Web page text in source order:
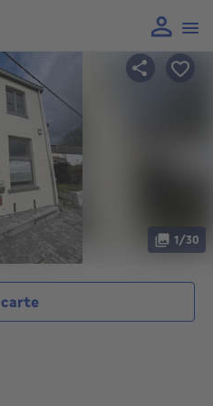
1/30
carte